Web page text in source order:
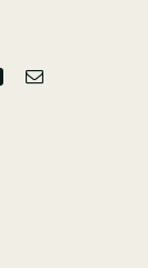
Xing Email: